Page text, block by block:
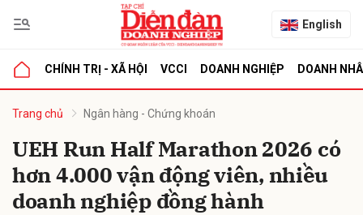
English
CHÍNH TRỊ - XÃ HỘI VCCI DOANH NGHIỆP DOANH
Trang chủ Ngân hàng - Chứng khoán
UEH Run Half Marathon 2026 có
hơn 4.000 vận động viên, nhiều
doanh nghiệp đồng hành
luận